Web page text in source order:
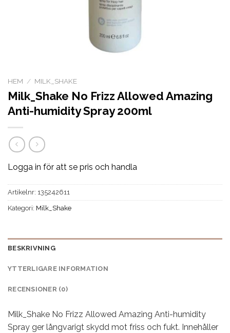
HEM / MILK_SHAKE
Milk_Shake No Frizz Allowed Amazing
Anti-humidity Spray 200ml
Logga in för att se pris och handla
Artikelnr: 135242611
Kategori: Milk_Shake
BESKRIVNING
YTTERLIGARE INFORMATION
RECENSIONER (0)
Milk_Shake No Frizz Allowed Amazing Anti-humidity
Spray ger långvarigt skydd mot friss och fukt. Innehåller